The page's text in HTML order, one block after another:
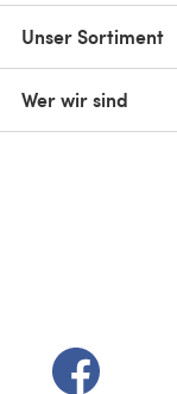
Unser Sortiment
Wer wir sind
(öffnet sich